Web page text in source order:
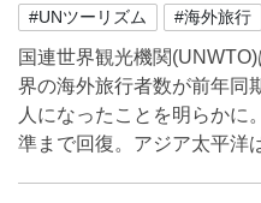
#UNツーリズム #海外旅行
国連世界観光機関
界の海外旅行者数が前年同
人になったことを明らかに
準まで回復。アジア太平洋